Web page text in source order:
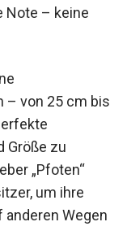
Note – keine
– von 25 cm bis
Größe zu
„Pfoten“
um ihre
anderen Wegen